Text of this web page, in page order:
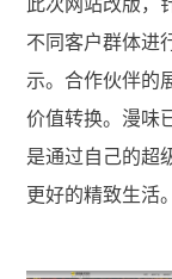
此次网站改版，
不同客户群体进
示。合作伙伴的
价值转换。漫味
是通过自己的超
更好的精致生活。